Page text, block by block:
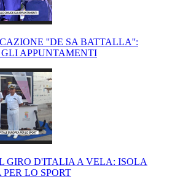
''DE SA BATTALLA'':
APPUNTAMENTI
GIRO D'ITALIA A VELA: ISOLA
LO SPORT